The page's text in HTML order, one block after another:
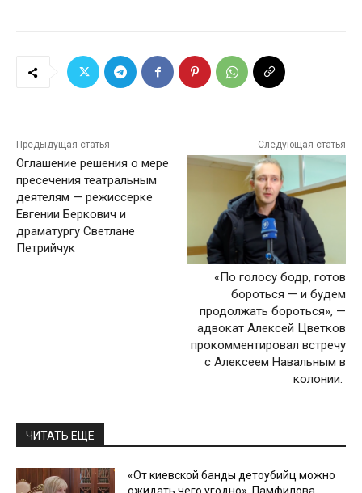
Предыдущая статья
Оглашение решения о мере
пресечения театральным
деятелям — режиссерке
Евгении Беркович и
драматургу Светлане
Петрийчук
Следующая статья
«По голосу бодр, готов
бороться — и будем
продолжать бороться», —
адвокат Алексей Цветков
прокомментировал встречу
с Алексеем Навальным в
колонии.
ЧИТАТЬ ЕЩЕ
«От киевской банды детоубийц можно
ожидать чего угодно». Памфилова